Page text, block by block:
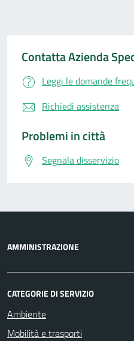
Contatta Azienda
Leggi le domande
Richiedi assistenza
Problemi in città
Segnala disservizio
AMMINISTRAZIONE
CATEGORIE DI SERVIZIO
Ambiente
Mobilità e trasporti